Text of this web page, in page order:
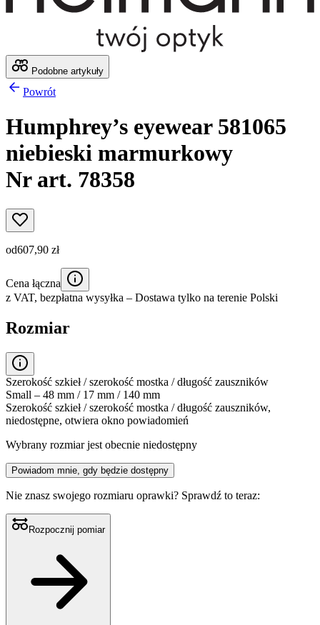
Podobne artykuły
Powrót
Humphrey’s eyewear 581065
niebieski marmurkowy
Nr art. 78358
od607,90 zł
Cena łączna
z VAT, bezpłatna wysyłka – Dostawa tylko na terenie Polski
Rozmiar
Szerokość szkieł / szerokość mostka / długość zauszników
Small – 48 mm / 17 mm / 140 mm
Szerokość szkieł / szerokość mostka / długość zauszników,
niedostępne, otwiera okno powiadomień
Wybrany rozmiar jest obecnie niedostępny
Powiadom mnie, gdy będzie dostępny
Nie znasz swojego rozmiaru oprawki? Sprawdź to teraz:
Rozpocznij pomiar